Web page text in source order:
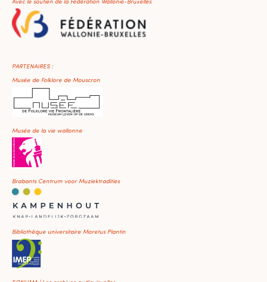
PARTENAIRES :
Musée de Folklore de Mouscron
Musée de la vie wallonne
Brabants Centrum voor Muziektradities
Bibliothèque universitaire Moretus Plantin